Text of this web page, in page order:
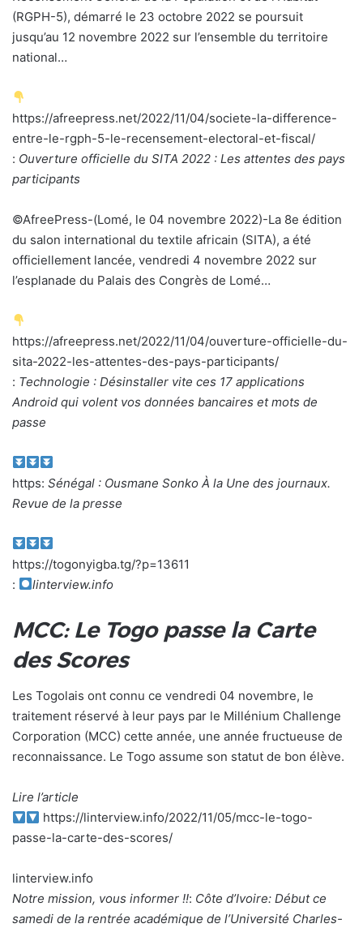
(RGPH-5), démarré le 23 octobre 2022 se poursuit
jusqu’au 12 novembre 2022 sur l’ensemble du territoire
national…
https://afreepress.net/2022/11/04/societe-la-difference-
entre-le-rgph-5-le-recensement-electoral-et-fiscal/
: Ouverture officielle du SITA 2022 : Les attentes des pays
participants
©AfreePress-(Lomé, le 04 novembre 2022)-La 8e édition
du salon international du textile africain (SITA), a été
officiellement lancée, vendredi 4 novembre 2022 sur
l’esplanade du Palais des Congrès de Lomé…
https://afreepress.net/2022/11/04/ouverture-officielle-du-
sita-2022-les-attentes-des-pays-participants/
: Technologie : Désinstaller vite ces 17 applications
Android qui volent vos données bancaires et mots de
passe
https: Sénégal : Ousmane Sonko À la Une des journaux.
Revue de la presse
https://togonyigba.tg/?p=13611
:
linterview.info
MCC: Le Togo passe la Carte
des Scores
Les Togolais ont connu ce vendredi 04 novembre, le
traitement réservé à leur pays par le Millénium Challenge
Corporation (MCC) cette année, une année fructueuse de
reconnaissance. Le Togo assume son statut de bon élève.
Lire l’article
https://linterview.info/2022/11/05/mcc-le-togo-
passe-la-carte-des-scores/
linterview.info
Notre mission, vous informer !!: Côte d’Ivoire: Début ce
samedi de la rentrée académique de l’Université Charles-